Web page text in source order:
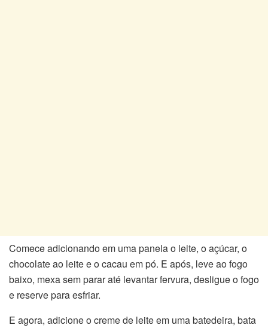
Comece adicionando em uma panela o leite, o açúcar, o
chocolate ao leite e o cacau em pó. E após, leve ao fogo
baixo, mexa sem parar até levantar fervura, desligue o fogo
e reserve para esfriar.
E agora, adicione o creme de leite em uma batedeira, bata